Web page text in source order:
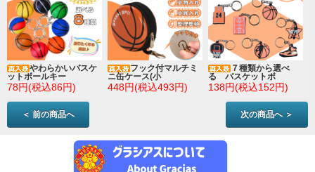
やわらかいバスケ
ットボールキー
78円(税込86円)
フック付マルチミ
ニ缶ケース(小
448円(税込493円)
７種類から選べ
る バスケットボ
138円(税込152円)
＜ 前の商品へ 次の商品へ ＞